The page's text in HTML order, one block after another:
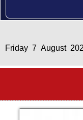
Friday 7 August
Friday 7 August